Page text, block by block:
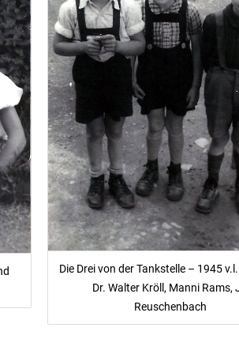
Die Drei von der Tankstelle – 1945
Dr. Walter Kröll, Manni Rams,
Reuschenbach